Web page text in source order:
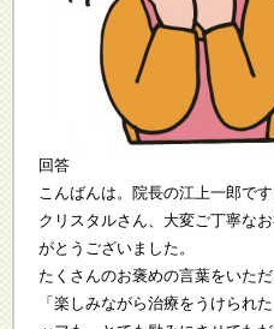
回答
こんばんは。院長の江上一郎です
クリスタルさん、大変ご丁寧な
がとうございました。
たくさんのお褒めの言葉をいた
「楽しみながら治療をうけられ